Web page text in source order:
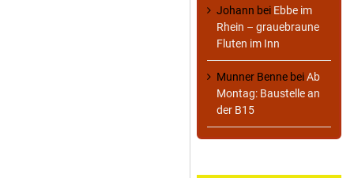
Johann bei Ebbe im
Rhein – grauebraune
Fluten im Inn
Munner Benne beiAb
Montag: Baustelle an
der B15